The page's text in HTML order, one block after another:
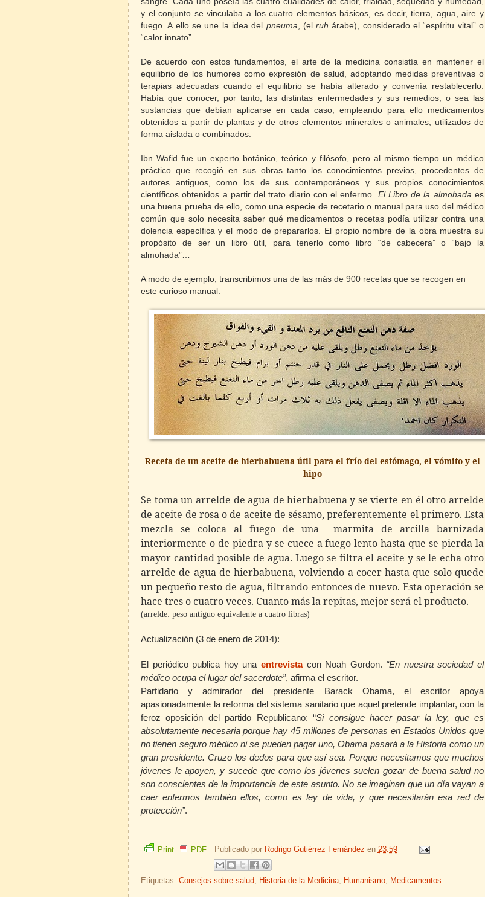
y el conjunto se vinculaba a los cuatro elementos básicos, es decir, tierra, agua, aire y
fuego. A ello se une la idea del pneuma , (elruh árabe), considerado el “espíritu vital” o
“calor innato”.
De acuerdo con estos fundamentos, el arte de la medicina consistía en mantener el
equilibrio de los humores como expresión de salud, adoptando medidas preventivas o
terapias adecuadas cuando el equilibrio se había alterado y convenía restablecerlo.
Había que conocer, por tanto, las distintas enfermedades y sus remedios, o sea las
sustancias que debían aplicarse en cada caso, empleando para ello medicamentos
obtenidos a partir de plantas y de otros elementos minerales o animales, utilizados de
forma aislada o combinados.
Ibn Wafid fue un experto botánico, teórico y filósofo, pero al mismo tiempo un médico
práctico que recogió en sus obras tanto los conocimientos previos, procedentes de
autores antiguos, como los de sus contemporáneos y sus propios conocimientos
científicos obtenidos a partir del trato diario con el enfermo. El Libro de la almohada es
una buena prueba de ello, como una especie de recetario o manual para uso del médico
común que solo necesita saber qué medicamentos o recetas podía utilizar contra una
dolencia específica y el modo de prepararlos. El propio nombre de la obra muestra su
propósito de ser un libro útil, para tenerlo como libro “de cabecera” o “bajo la
almohada”…
A modo de ejemplo, transcribimos una de las más de 900 recetas que se recogen en
este curioso manual.
Receta de un aceite de hierbabuena útil para el frío del estómago, el vómito y el
hipo
Se toma un arrelde de agua de hierbabuena y se vierte en él otro arrelde
de aceite de rosa o de aceite de sésamo, preferentemente el primero. Esta
mezcla se coloca al fuego de una marmita de arcilla barnizada
interiormente o de piedra y se cuece a fuego lento hasta que se pierda la
mayor cantidad posible de agua. Luego se filtra el aceite y se le echa otro
arrelde de agua de hierbabuena, volviendo a cocer hasta que solo quede
un pequeño resto de agua, filtrando entonces de nuevo. Esta operación se
hace tres o cuatro veces. Cuanto más la repitas, mejor será el producto.
(arrelde: peso antiguo equivalente a cuatro libras)
Actualización (3 de enero de 2014):
El periódico publica hoy una entrevistacon Noah Gordon. “En nuestra sociedad el
médico ocupa el lugar del sacerdote”, afirma el escritor.
Partidario y admirador del presidente Barack Obama, el escritor apoya
apasionadamente la reforma del sistema sanitario que aquel pretende implantar, con la
feroz oposición del partido Republicano: “Si consigue hacer pasar la ley, que es
absolutamente necesaria porque hay 45 millones de personas en Estados Unidos que
no tienen seguro médico ni se pueden pagar uno, Obama pasará a la Historia como un
gran presidente. Cruzo los dedos para que así sea. Porque necesitamos que muchos
jóvenes le apoyen, y sucede que como los jóvenes suelen gozar de buena salud no
son conscientes de la importancia de este asunto. No se imaginan que un día vayan a
caer enfermos también ellos, como es ley de vida, y que necesitarán esa red de
protección”.
Print PDF Publicado por Rodrigo Gutiérrez Fernández en 23:59
Etiquetas: Consejos sobre salud, Historia de la Medicina, Humanismo, Medicamentos